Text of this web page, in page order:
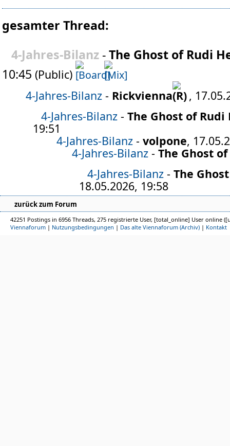
gesamter Thread:
4-Jahres-Bilanz -The Ghost of Rudi
10:45 (Public)
4-Jahres-Bilanz - Rickvienna
,
4-Jahres-Bilanz - The Ghost of Rudi
19:51
4-Jahres-Bilanz - volpone,
4-Jahres-Bilanz - The Ghost
4-Jahres-Bilanz - The
18.05.2026, 19:58
zurück zum Forum
42251 Postings in 6956 Threads, 275 registrierte User, [total_online] User online
Viennaforum | Nutzungsbedingungen | Das alte Viennaforum (Archiv) | Kontakt